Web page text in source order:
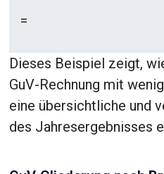
=
Dieses Beispiel zeigt,
GuV-Rechnung mit
eine übersichtliche und
des Jahresergebnisses